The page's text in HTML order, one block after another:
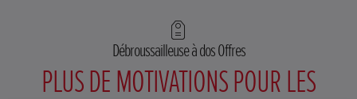
Débroussailleuse à dosOffres
PLUS DE MOTIVATIONS POUR LES